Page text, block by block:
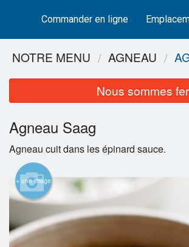
Commander en ligne
NOTRE MENU AGNEAU
Nous sommes
Agneau Saag
Agneau cuit dans les épinard sauce.
+ une image